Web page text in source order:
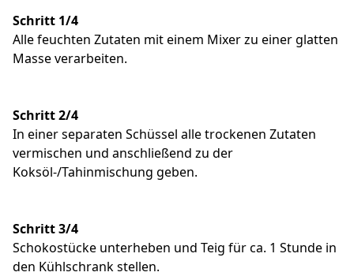
Schritt 1/4
Alle feuchten Zutaten mit einem Mixer zu einer glatten
Masse verarbeiten.
Schritt 2/4
In einer separaten Schüssel alle trockenen Zutaten
vermischen und anschließend zu der
Koksöl-/Tahinmischung geben.
Schritt 3/4
Schokostücke unterheben und Teig für ca. 1 Stunde in
den Kühlschrank stellen.